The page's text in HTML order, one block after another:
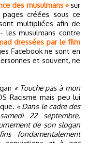
des musulmans »sur
créées sous ce
multipliées afin de
les musulmans contre
dressées par le film
Facebook ne sont en
et souvent, ne
« Touche pas à mon
Racisme mais peu lui
« Dans le cadre des
22 septembre,
de son slogan
fondamentalement